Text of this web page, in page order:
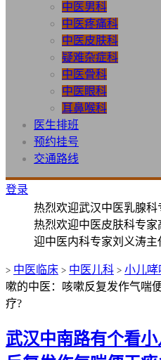
中医男科
中医疼痛科
中医皮肤科
疑难杂症科
中医骨科
中医眼科
耳鼻喉科
医生排班
预约挂号
交通路线
登录
热烈欢迎武汉中医乳腺科
热烈欢迎中医皮肤科专
迎中医内科专家刘义涛主
> 中医临床 > 中医儿科 > 小儿哮
嗽的中医：咳嗽反复发作气喘
疗?
武汉中南路有个看